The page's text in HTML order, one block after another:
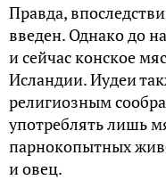
Правда,
введен. Однако до
и сейчас конское
Исландии. Иудеи
религиозным
употреблять лишь
парнокопытных
и овец.